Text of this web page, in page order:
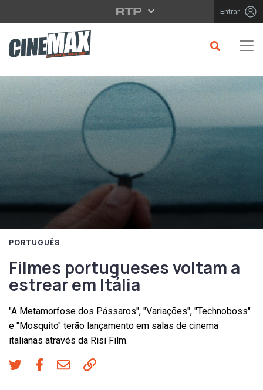
Saltar para o conteúdo principal Entrar
PORTUGUÊS
Filmes portugueses voltam a
estrear em Itália
"A Metamorfose dos Pássaros", "Variações", "Technoboss"
e "Mosquito" terão lançamento em salas de cinema
italianas através da Risi Film.